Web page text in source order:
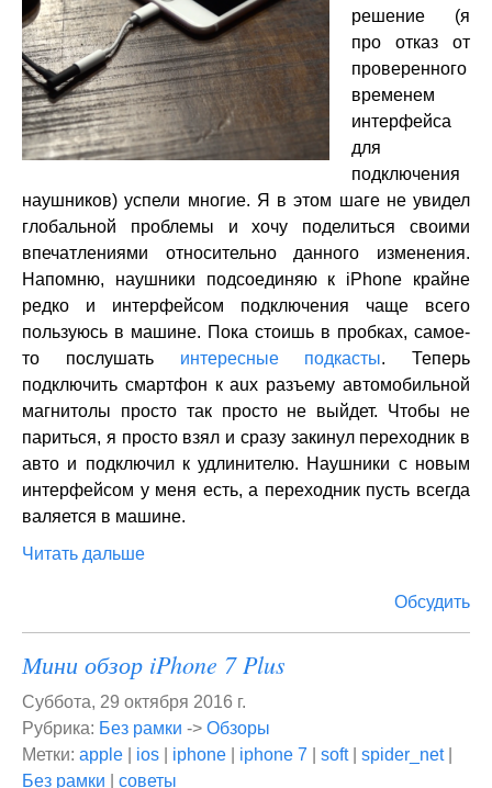
решение (я
про отказ от
проверенного
временем
интерфейса
для
подключения
наушников) успели многие. Я в этом шаге не увидел
глобальной проблемы и хочу поделиться своими
впечатлениями относительно данного изменения.
Напомню, наушники подсоединяю к iPhone крайне
редко и интерфейсом подключения чаще всего
пользуюсь в машине. Пока стоишь в пробках, самое-
то послушать интересные подкасты. Теперь
подключить смартфон к aux разъему автомобильной
магнитолы просто так просто не выйдет. Чтобы не
париться, я просто взял и сразу закинул переходник в
авто и подключил к удлинителю. Наушники с новым
интерфейсом у меня есть, а переходник пусть всегда
валяется в машине.
Читать дальше
Обсудить
Мини обзор iPhone 7 Plus
Суббота, 29 октября 2016 г.
Рубрика: Без рамки -> Обзоры
Метки: apple ios iphone iphone 7 soft| spider_net|
Без рамки
советы